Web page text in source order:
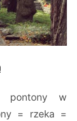
pontony w
= rzeka =